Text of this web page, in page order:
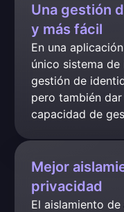
Una gestión
y más fácil
En una
único sistema
gestión de
pero también
capacidad de
Mejor
privacidad
El aislamiento